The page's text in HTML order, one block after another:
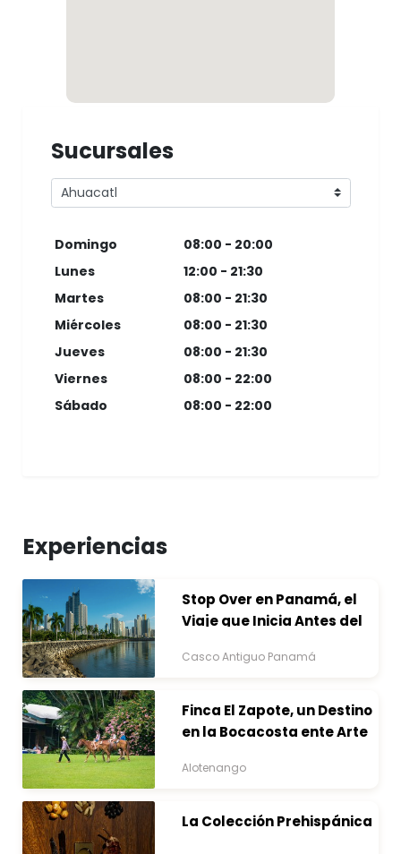
Sucursales
Domingo
08:00 - 20:00
Lunes
12:00 - 21:30
Martes
08:00 - 21:30
Miércoles
08:00 - 21:30
Jueves
08:00 - 21:30
Viernes
08:00 - 22:00
Sábado
08:00 - 22:00
Experiencias
Stop Over en Panamá, el
Viaje que Inicia Antes del
Casco Antiguo Panamá
Finca El Zapote, un Destino
en la Bocacosta ente Arte
Alotenango
La Colección Prehispánica